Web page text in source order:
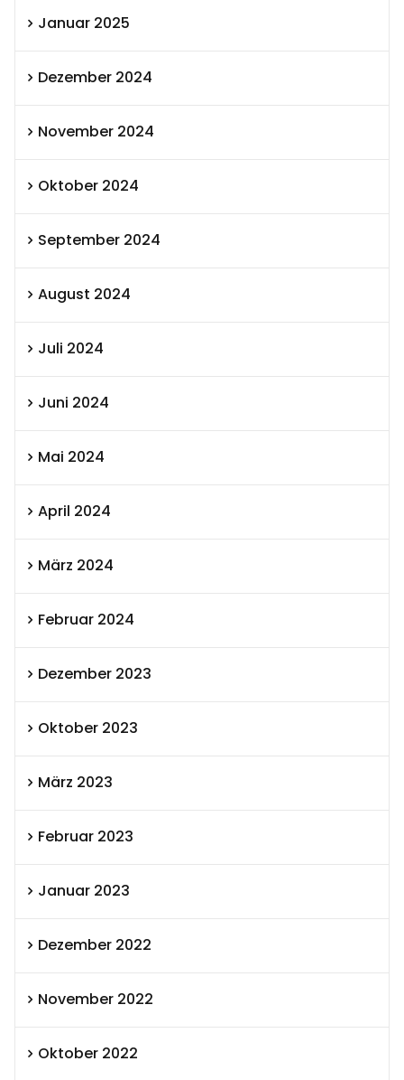
Januar 2025
Dezember 2024
November 2024
Oktober 2024
September 2024
August 2024
Juli 2024
Juni 2024
Mai 2024
April 2024
März 2024
Februar 2024
Dezember 2023
Oktober 2023
März 2023
Februar 2023
Januar 2023
Dezember 2022
November 2022
Oktober 2022